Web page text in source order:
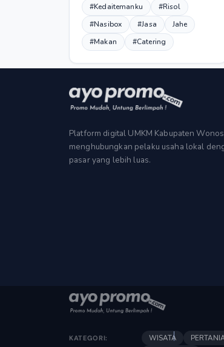
#Kedaitemanku
#Risol
#Nasibox
#Jasa
Jahe
#Makan
#Catering
Platform digital UMKM Kabupaten
menghubungkan pelaku usaha lokal
pasar yang lebih luas.
KATEGORI: WISATA